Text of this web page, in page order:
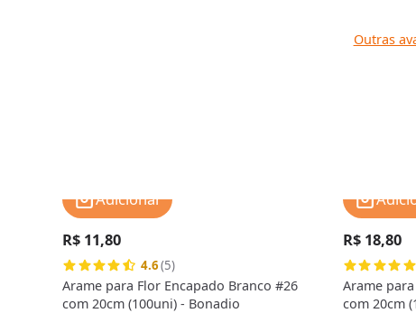
Outras
R$ 11,80
4.6(5)
Arame para Flor Encapado Branco #26
com 20cm (100uni) - Bonadio
Adicionar
R$ 18,80
Arame
com 20cm